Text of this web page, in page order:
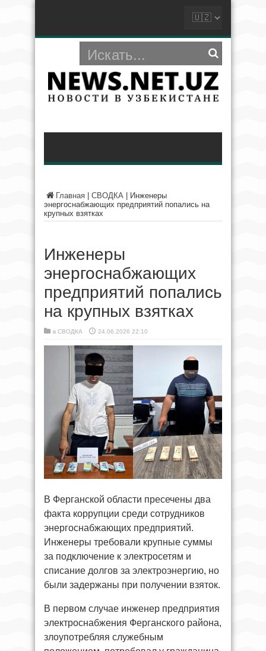
Главная СВОДКА
Инженеры
энергоснабжающих предприятий попались на
крупных взятках
Инженеры
энергоснабжающих
предприятий попались
на крупных взятках
в СВОДКА 24.06.2026 22:10
В Ферганской области пресечены два
факта коррупции среди сотрудников
энергоснабжающих предприятий.
Инженеры требовали крупные суммы
за подключение к электросетям и
списание долгов за электроэнергию, но
были задержаны при получении взяток.
В первом случае инженер предприятия
электроснабжения Ферганского района,
злоупотребляя служебным